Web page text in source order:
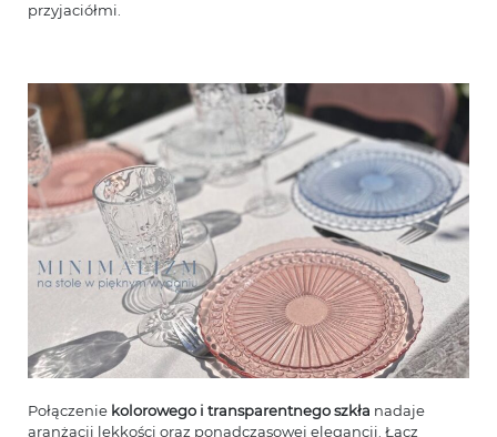
przyjaciółmi.
Połączenie kolorowego i transparentnego szkła nadaje
aranżacji lekkości oraz ponadczasowej elegancji. Łącz